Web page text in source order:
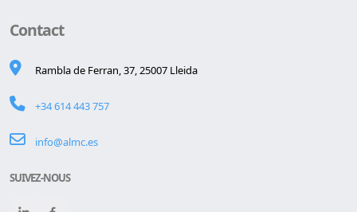
Contact
Rambla de Ferran, 37, 25007 Lleida
+34 614 443 757
info@almc.es
SUIVEZ-NOUS